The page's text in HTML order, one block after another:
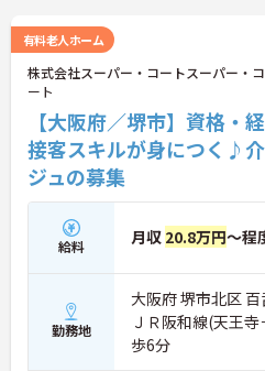
有料老人ホーム
株式会社スーパー・コートスーパー・
ート
【大阪府／堺市】資格・
接客スキルが身につく♪
ジュの募集
給料 月収 20.8万円～程
勤務地
大阪府 堺市北区
ＪＲ阪和線(天王
歩6分